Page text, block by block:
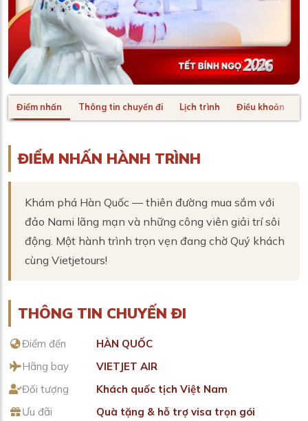
Điểm nhấn Thông tin chuyến đi Lịch trình Điều khoản
ĐIỂM NHẤN HÀNH TRÌNH
Khám phá Hàn Quốc — thiên đường mua sắm với
đảo Nami lãng mạn và những công viên giải trí sôi
động. Một hành trình trọn vẹn đang chờ Quý khách
cùng Vietjetours!
THÔNG TIN CHUYẾN ĐI
Điểm đến
HÀN QUỐC
Hãng bay
VIETJET AIR
Đối tượng
Khách quốc tịch Việt Nam
Ưu đãi
Quà tặng & hỗ trợ visa trọn gói